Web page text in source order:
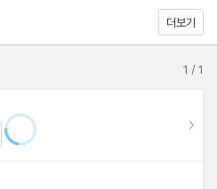
번째 책으로 레오 페루츠의 장편소
번역가 신동화 씨의 번역으로 출간
내는 환상 소설의 대가로, 프라하의
스트리아-헝가리 제국의 수도였던
유대인 작가인 프란츠 카프카와 동
더보기
1 /1